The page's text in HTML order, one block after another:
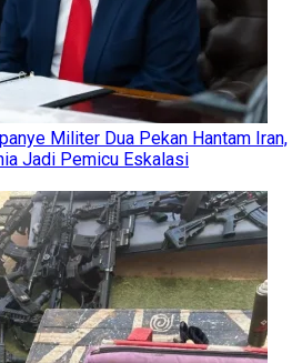
Militer Dua Pekan Hantam Iran,
Jadi Pemicu Eskalasi